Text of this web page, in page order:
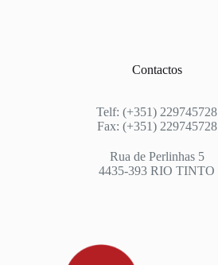
Contactos
Telf: (+351) 229745728
Fax: (+351) 229745728
Rua de Perlinhas 5
4435-393 RIO TINTO